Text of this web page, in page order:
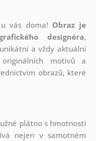
vás doma! Obraz je
designéra,
a vždy aktuální
motivů a
obrazů, které
plátno s hmotností
nejen v samotném